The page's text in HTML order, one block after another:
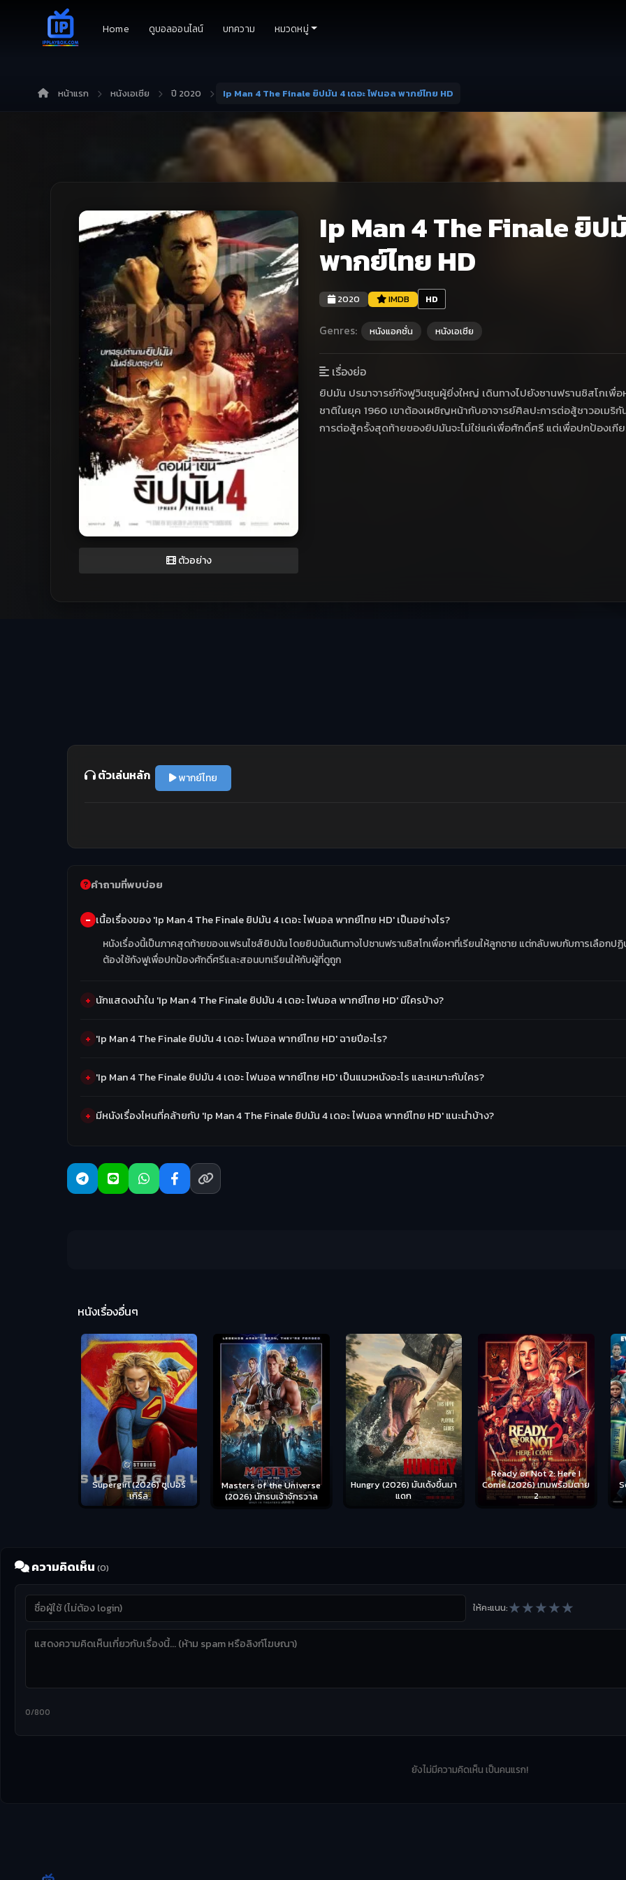
Home ดูบอลออนไลน์ บทความ หมวดหมู่
หน้าแรก หนังเอเชีย ปี 2020 Ip Man 4 The Finale ยิปมัน 4 เดอะ ไฟนอล พากย์ไทย HD
ตัวอย่าง
Ip Man 4 The Finale ยิป
พากย์ไทย HD
2020 IMDB HD
Genres: หนังแอคชั่น หนังเอเชีย
เรื่องย่อ
ยิปมัน ปรมาจารย์กังฟูวินชุนผู้ยิ่งใหญ่ เดินทางไปยังซานฟรานซิสโกเพื่อ
ชาติในยุค 1960 เขาต้องเผชิญหน้ากับอาจารย์ศิลปะการต่อสู้ชาวอเมริ
การต่อสู้ครั้งสุดท้ายของยิปมันจะไม่ใช่แค่เพื่อศักดิ์ศรี แต่เพื่อปกป้องเกี
ตัวเล่นหลัก พากย์ไทย
คำถามที่พบบ่อย
เนื้อเรื่องของ 'Ip Man 4 The Finale ยิปมัน 4 เดอะ ไฟนอล พากย์ไทย HD' เป็นอย่างไร?
หนังเรื่องนี้เป็นภาคสุดท้ายของแฟรนไชส์ยิปมัน โดยยิปมันเดินทางไปซานฟรานซิสโกเพื่อหาที่เรียนให้ลูกชาย แต่กลับพบกับการเลือก
ต้องใช้กังฟูเพื่อปกป้องศักดิ์ศรีและสอนบทเรียนให้กับผู้ที่ดูถูก
นักแสดงนำใน 'Ip Man 4 The Finale ยิปมัน 4 เดอะ ไฟนอล พากย์ไทย HD' มีใครบ้าง?
'Ip Man 4 The Finale ยิปมัน 4 เดอะ ไฟนอล พากย์ไทย HD' ฉายปีอะไร?
'Ip Man 4 The Finale ยิปมัน 4 เดอะ ไฟนอล พากย์ไทย HD' เป็นแนวหนังอะไร และเหมาะกับใคร?
มีหนังเรื่องไหนที่คล้ายกับ 'Ip Man 4 The Finale ยิปมัน 4 เดอะ ไฟนอล พากย์ไทย HD' แนะนำบ้าง?
หนังเรื่องอื่นๆ
Supergirl (2026) ซูเปอร์
เกิร์ล
Masters of the Universe
(2026) นักรบเจ้าจักรวาล
Hungry (2026) มันเด้งขึ้นมา
แดก
Ready or Not 2: Here I
Come (2026) เกมพร้อมตาย
2
ความคิดเห็น (0)
ให้คะแนน:★★★★★
0/800
ยังไม่มีความคิดเห็น เป็นคนแรก!